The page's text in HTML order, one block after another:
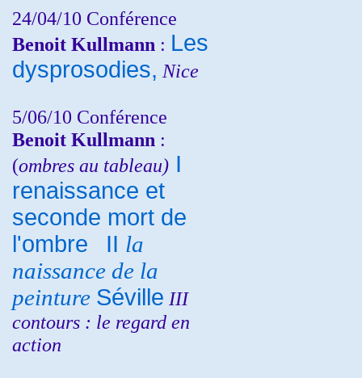
24/04/10 Conférence
Benoit Kullmann : Les
dysprosodies, Nice
5/06/10 Conférence
Benoit Kullmann :
(ombres au tableau) I
renaissance et
seconde mort de
l'ombre
II la
naissance de la
peinture Séville III
contours : le regard en
action